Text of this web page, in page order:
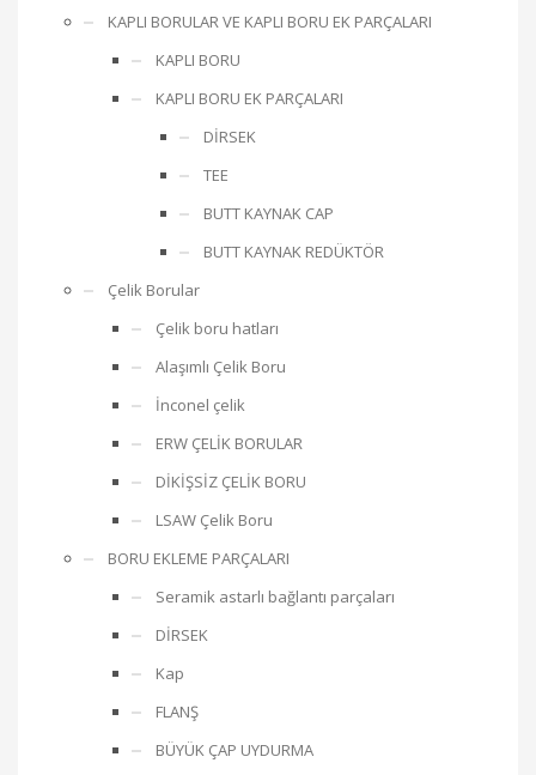
KAPLI BORULAR VE KAPLI BORU EK PARÇALARI
KAPLI BORU
KAPLI BORU EK PARÇALARI
DİRSEK
TEE
BUTT KAYNAK CAP
BUTT KAYNAK REDÜKTÖR
Çelik Borular
Çelik boru hatları
Alaşımlı Çelik Boru
İnconel çelik
ERW ÇELİK BORULAR
DİKİŞSİZ ÇELİK BORU
LSAW Çelik Boru
BORU EKLEME PARÇALARI
Seramik astarlı bağlantı parçaları
DİRSEK
Kap
FLANŞ
BÜYÜK ÇAP UYDURMA